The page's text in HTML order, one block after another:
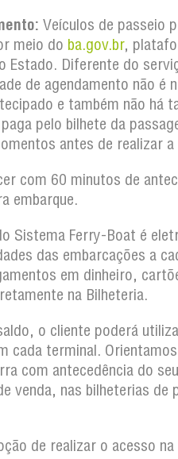
Veículos de passeio
meio do ba.gov.br,
Estado. Diferente do
de agendamento não é
e também não há
pelo bilhete da
antes de realizar
com 60 minutos de
embarque.
Sistema Ferry-Boat é
das embarcações a
em dinheiro,
na Bilheteria.
o cliente poderá
cada terminal.
com antecedência do seu
venda, nas bilheterias de
de realizar o acesso